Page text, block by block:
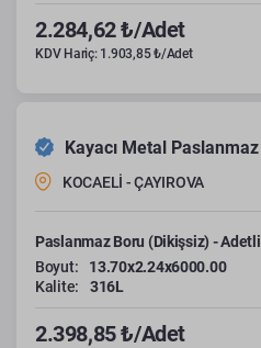
2.284,62 ₺/Adet
KDV Hariç: 1.903,85 ₺/Adet
Kayacı Metal Paslanmaz
KOCAELİ - ÇAYIROVA
Paslanmaz Boru (Dikişsiz) - Adetli
Boyut:
13.70x2.24x6000.00
Kalite:
316L
2.398,85 ₺/Adet